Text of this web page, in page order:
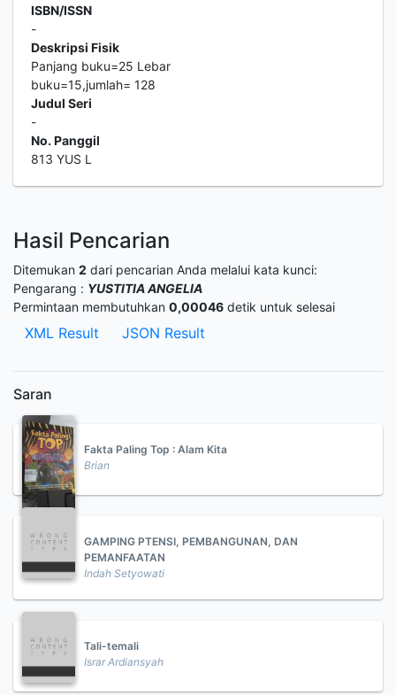
ISBN/ISSN
-
Deskripsi Fisik
Panjang buku=25 Lebar
buku=15,jumlah= 128
Judul Seri
-
No. Panggil
813 YUS L
Hasil Pencarian
Ditemukan 2 dari pencarian Anda melalui kata kunci:
Pengarang : YUSTITIA ANGELIA
Permintaan membutuhkan 0,00046 detik untuk selesai
XML Result JSON Result
Saran
Fakta Paling Top : Alam Kita
Brian
GAMPING PTENSI, PEMBANGUNAN, DAN
PEMANFAATAN
Indah Setyowati
Tali-temali
Israr Ardiansyah